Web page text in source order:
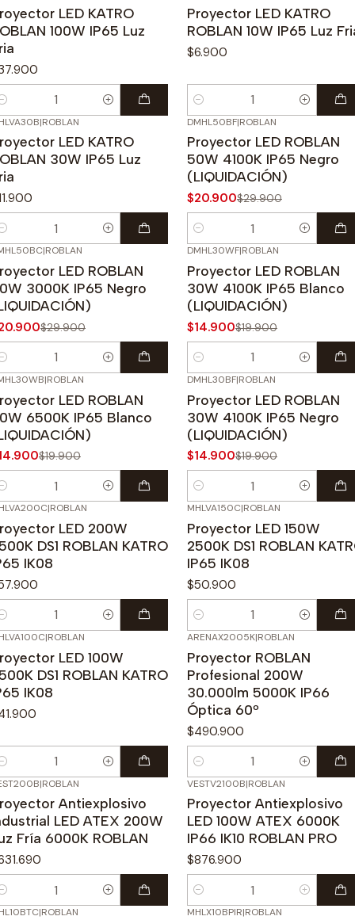
LED KATRO
100W IP65 Luz
Proyector LED KATRO
ROBLAN 10W IP65 Luz
$6.900
Cantidad
|ROBLAN
LED KATRO
30W IP65 Luz
-30%OFF
DMHL50BF|ROBLAN
Proyector LED ROBLAN
50W 4100K IP65 Negro
(LIQUIDACIÓN)
$20.900$29.900
Cantidad
|ROBLAN
LED ROBLAN
3000K IP65 Negro
$29.900
DMHL30WF|ROBLAN
Proyector LED ROBLAN
30W 4100K IP65 Blanco
(LIQUIDACIÓN)
$14.900$19.900
Cantidad
OFF
|ROBLAN
LED ROBLAN
6500K IP65 Blanco
$19.900
-25%OFF
DMHL30BF|ROBLAN
Proyector LED ROBLAN
30W 4100K IP65 Negro
(LIQUIDACIÓN)
$14.900$19.900
Cantidad
|ROBLAN
LED 200W
DS1 ROBLAN KATRO
IK08
MHLVA150C|ROBLAN
Proyector LED 150W
2500K DS1 ROBLAN
IP65 IK08
$50.900
Cantidad
|ROBLAN
LED 100W
DS1 ROBLAN KATRO
IK08
ARENAX2005K|ROBLAN
Proyector ROBLAN
Profesional 200W
30.000lm 5000K IP66
Óptica 60º
$490.900
Cantidad
|ROBLAN
Antiexplosivo
LED ATEX 200W
Fría 6000K ROBLAN
VESTV2100B|ROBLAN
Proyector Antiexplosivo
LED 100W ATEX 6000K
IP66 IK10 ROBLAN PRO
$876.900
Cantidad
|ROBLAN MHLX10BPIR|ROBLAN